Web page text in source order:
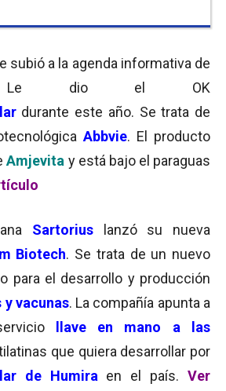
subió a la agenda informativa de
Le dio el OK
durante este año. Se trata de
Abbvie. El producto
Amjevita y está bajo el paraguas
Sartorius
lanzó su nueva
Biotech. Se trata de un nuevo
para el desarrollo y producción
vacunas. La compañía apunta a
llave en mano a las
que quiera desarrollar por
de Humira en el país. Ver